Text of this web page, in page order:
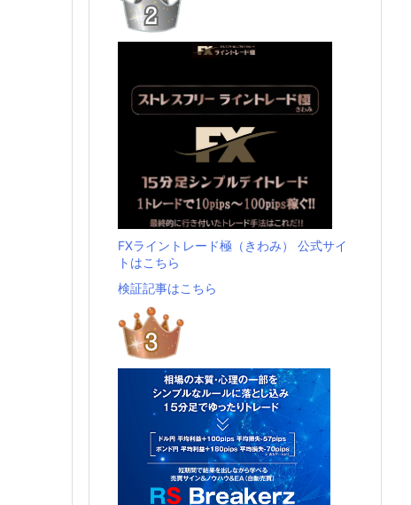
FXライントレード極（きわみ） 公式サイ
トはこちら
検証記事はこちら